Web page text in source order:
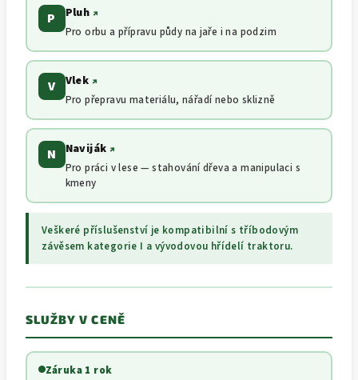
P Pluh ↗
Pro orbu a přípravu půdy na jaře i na podzim
V Vlek ↗
Pro přepravu materiálu, nářadí nebo sklizně
N Naviják ↗
Pro práci v lese — stahování dřeva a manipulaci s
kmeny
Veškeré příslušenství je kompatibilní s tříbodovým
závěsem kategorie I a vývodovou hřídelí traktoru.
SLUŽBY V CENĚ
Záruka 1 rok